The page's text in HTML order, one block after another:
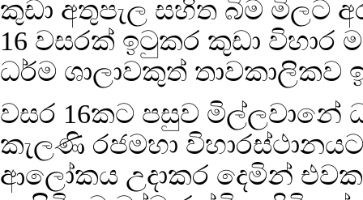
කුඩා අතුපැල සහිත බිම මිලට
16 වසරක් ඉටුකර කුඩා
ධර්ම ශාලාවකුත් තාවකාලිකව
වසර 16කට පසුව
කැලණි රජමහා
ආලෝකය උදාකර දෙමින්